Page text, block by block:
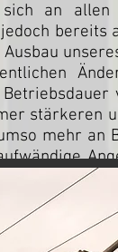
an allen
bereits
stärkeren
mehr an